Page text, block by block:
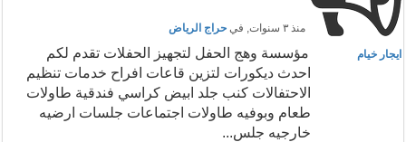
منذ ٣ سنوات , في حراج الرياض
ايجار خيام
مؤسسة وهج الحفل لتجهيز الحفلات تقدم لكم
احدث ديكورات لتزين قاعات افراح خدمات تنظيم
الاحتفالات كنب جلد ابيض كراسي فندقية طاولات
طعام وبوفيه طاولات اجتماعات جلسات ارضيه
خارجيه جلس...